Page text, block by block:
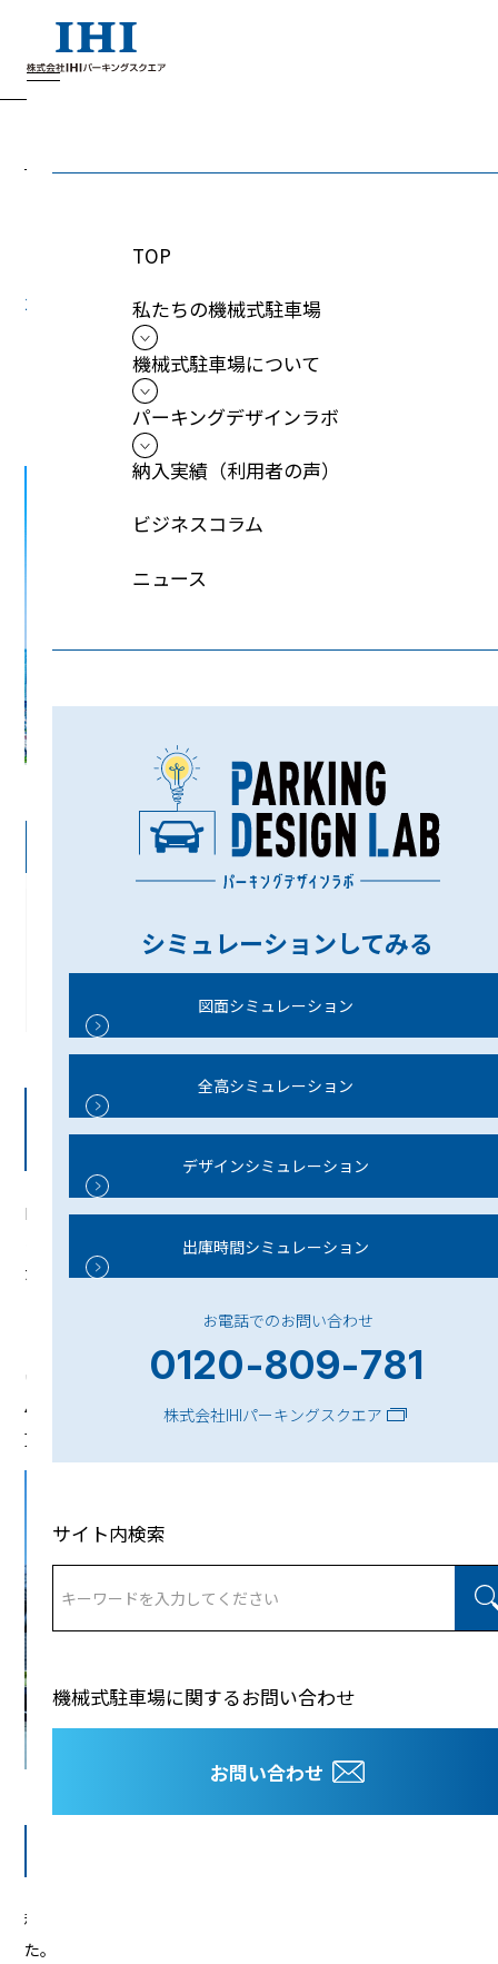
TOP
私たちの機械式駐車場
機械式駐車場について
パーキングデザインラボ
納入実績（利用者の声）
ビジネスコラム
ニュース
シミュレーションしてみる
図面シミュレーション
全高シミュレーション
デザインシミュレーション
出庫時間シミュレーション
お電話でのお問い合わせ
0120-809-781
株式会社IHIパーキングスクエア
サイト内検索
機械式駐車場に関するお問い合わせ
お問い合わせ
B usinesscolumn
2026.04.01
IHIパーキングスクエアとして新たなスタ
社名に託した、変革への決意
新体制と新社名で迎える、これからのかた
IHI運搬機械は2025年7月1日付で、運搬システム事業の事業譲渡
に伴う会社分割を行い、パーキングシステム事業に特化した新
たな体制へと生まれ変わりました。
また、〈都市インフラやモビリティ分野が抱える課題に正面か
ら向き合い、未来に必要とされる新しい価値を生み出し続けて
いく〉その「変革と成長」への決意を明確にするため、2026年
4月1日付で、私たちは社名を「IHIパーキングスクエア」へと変
更いたしました。
私たちは社名に「スクエア（Square）」という言葉を選びまし
た。